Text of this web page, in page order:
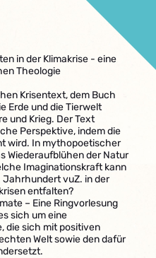
in der Klimakrise - eine
Theologie
Krisentext, dem Buch
Erde und die Tierwelt
und Krieg. Der Text
Perspektive, indem die
wird. In mythopoetischer
Wiederaufblühen der Natur
Imaginationskraft kann
Jahrhundert vuZ. in der
entfalten?
– Eine Ringvorlesung
sich um eine
die sich mit positiven
Welt sowie den dafür